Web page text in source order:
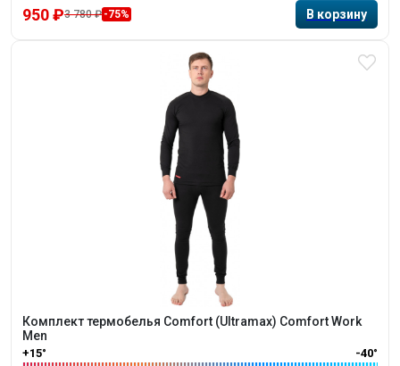
950 ₽3 780 ₽ -75%
Комплект термобелья Comfort (Ultramax) Comfort Work
Mеn
+15° -40°